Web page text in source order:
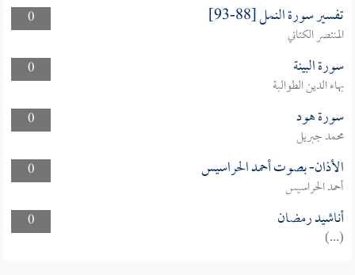
0
تفسير سورة النمل [88-93]
المنتصر الكتاني
0
سورة البينة
بهاء الدين الطوالبة
0
سورة هود
محمد جبريل
0
الأذان- بصوت أحمد الحراسيس
أحمد الحراسيس
0
أناشيد رمضان
(...)